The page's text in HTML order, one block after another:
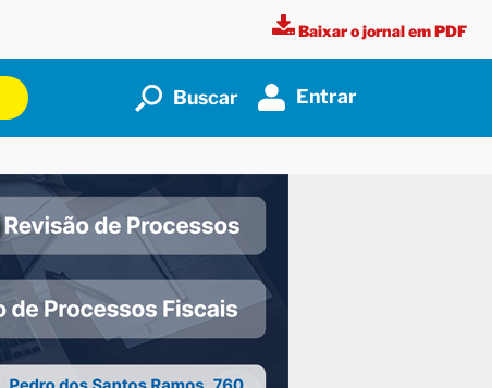
Baixar o jornal em PDF
Buscar Entrar